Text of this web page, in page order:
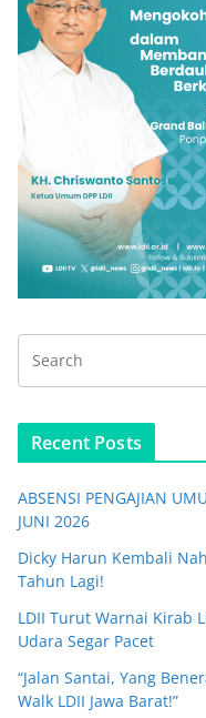
Recent Posts
ABSENSI PENGAJIAN
JUNI 2026
Dicky Harun Kembali
Tahun Lagi!
LDII Turut Warnai Kirab
Udara Segar Pacet
“Jalan Santai, Yang
Walk LDII Jawa Barat!”